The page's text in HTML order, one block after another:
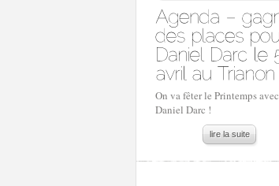
On va fêter le Printemps avec
Daniel Darc !
lire la suite